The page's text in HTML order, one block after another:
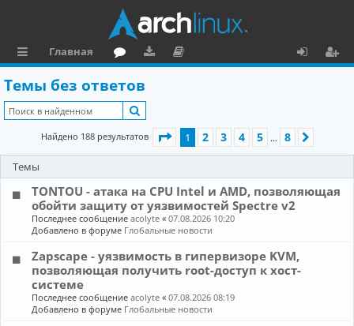
ы
л
и
Главная
ру
м
ру
зк
е
та
ц
я
ц
Темы без ответов
Найдено 188 результатов Страница из8
1 2 3 4 5 … 8
Темы
TONTOU - атака на CPU Intel и AMD, позволяющая
обойти защиту от уязвимостей Spectre v2
Последнее сообщениеacolyte «07.08.2026 10:20
Добавлено в форуме Глобальные новости
Zapscape - уязвимость в гипервизоре KVM,
позволяющая получить root-доступ к хост-
системе
Последнее сообщениеacolyte «07.08.2026 08:19
Добавлено в форуме Глобальные новости